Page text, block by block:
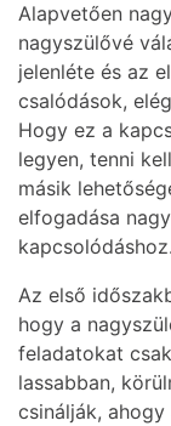
Alapvetően
nagyszülővé
jelenléte és az
csalódások,
Hogy ez a
legyen, tenni
másik
elfogadása
kapcsolódáshoz.
Az első
hogy a
feladatokat
lassabban,
csinálják,